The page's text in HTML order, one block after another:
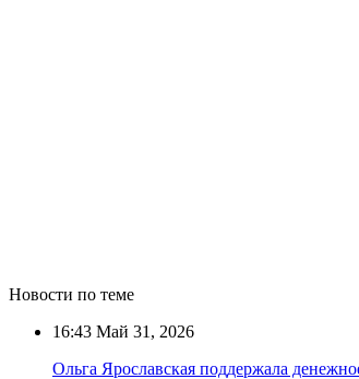
Новости по теме
16:43 Май 31, 2026
Ольга Ярославская поддержала